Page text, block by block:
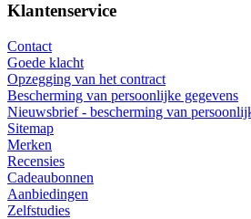
Klantenservice
Contact
Goede klacht
Opzegging van het contract
Bescherming van persoonlijke gegevens
Nieuwsbrief - bescherming van
Sitemap
Merken
Recensies
Cadeaubonnen
Aanbiedingen
Zelfstudies